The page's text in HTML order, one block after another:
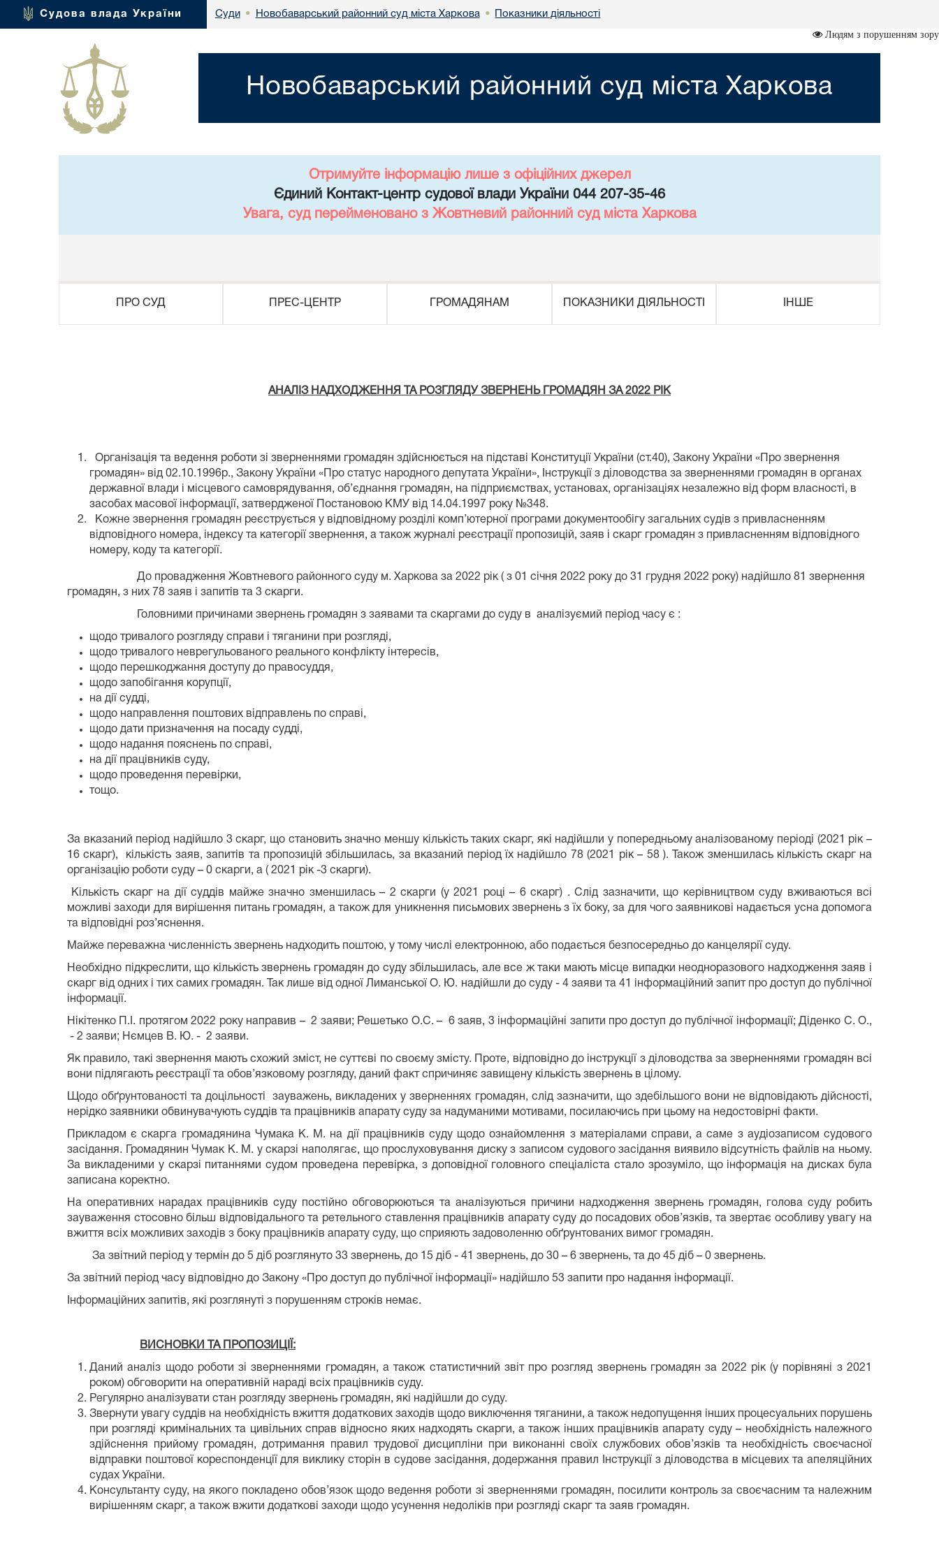
Судова влада України Суди • Новобаварський районний суд міста Харкова • Показники діяльності
Людям з порушенням зору
Новобаварський районний суд міста Харкова
Отримуйте інформацію лише з офіційних джерел
Єдиний Контакт-центр судової влади України 044 207-35-46
Увага, суд перейменовано з Жовтневий районний суд міста Харкова
ПРО СУД ПРЕС-ЦЕНТР ГРОМАДЯНАМ ПОКАЗНИКИ ДІЯЛЬНОСТІ ІНШЕ
АНАЛІЗ НАДХОДЖЕННЯ ТА РОЗГЛЯДУ ЗВЕРНЕНЬ ГРОМАДЯН ЗА 2022 РІК
Організація та ведення роботи зі зверненнями громадян здійснюється на підставі Конституції України (ст.40), Закону України «Про звернення
громадян» від 02.10.1996р., Закону України «Про статус народного депутата України», Інструкції з діловодства за зверненнями громадян в органах
державної влади і місцевого самоврядування, об’єднання громадян, на підприємствах, установах, організаціях незалежно від форм власності, в
засобах масової інформації, затвердженої Постановою КМУ від 14.04.1997 року №348.
Кожне звернення громадян реєструється у відповідному розділі комп’ютерної програми документообігу загальних судів з привласненням
відповідного номера, індексу та категорії звернення, а також журналі реєстрації пропозицій, заяв і скарг громадян з привласненням відповідного
номеру, коду та категорії.
До провадження Жовтневого районного суду м. Харкова за 2022 рік ( з 01 січня 2022 року до 31 грудня 2022 року) надійшло 81 звернення
громадян, з них 78 заяв і запитів та 3 скарги.
Головними причинами звернень громадян з заявами та скаргами до суду в аналізуємий період часу є :
щодо тривалого розгляду справи і тяганини при розгляді,
щодо тривалого неврегульованого реального конфлікту інтересів,
щодо перешкоджання доступу до правосуддя,
щодо запобігання корупції,
на дії судді,
щодо направлення поштових відправлень по справі,
щодо дати призначення на посаду судді,
щодо надання пояснень по справі,
на дії працівників суду,
щодо проведення перевірки,
тощо.
За вказаний період надійшло 3 скарг, що становить значно меншу кількість таких скарг, які надійшли у попередньому аналізованому періоді (2021 рік –
16 скарг), кількість заяв, запитів та пропозицій збільшилась, за вказаний період їх надійшло 78 (2021 рік – 58 ). Також зменшилась кількість скарг на
організацію роботи суду – 0 скарги, а ( 2021 рік -3 скарги).
Кількість скарг на дії суддів майже значно зменшилась – 2 скарги (у 2021 році – 6 скарг) . Слід зазначити, що керівництвом суду вживаються всі
можливі заходи для вирішення питань громадян, а також для уникнення письмових звернень з їх боку, за для чого заявникові надається усна допомога
та відповідні роз’яснення.
Майже переважна численність звернень надходить поштою, у тому числі електронною, або подається безпосередньо до канцелярії суду.
Необхідно підкреслити, що кількість звернень громадян до суду збільшилась, але все ж таки мають місце випадки неодноразового надходження заяв і
скарг від одних і тих самих громадян. Так лише від одної Лиманської О. Ю. надійшли до суду - 4 заяви та 41 інформаційний запит про доступ до публічної
інформації.
Нікітенко П.І. протягом 2022 року направив – 2 заяви; Решетько О.С. – 6 заяв, 3 інформаційні запити про доступ до публічної інформації; Діденко С. О.,
- 2 заяви; Нємцев В. Ю. - 2 заяви.
Як правило, такі звернення мають схожий зміст, не суттєві по своєму змісту. Проте, відповідно до інструкції з діловодства за зверненнями громадян всі
вони підлягають реєстрації та обов’язковому розгляду, даний факт спричиняє завищену кількість звернень в цілому.
Щодо обґрунтованості та доцільності зауважень, викладених у зверненнях громадян, слід зазначити, що здебільшого вони не відповідають дійсності,
нерідко заявники обвинувачують суддів та працівників апарату суду за надуманими мотивами, посилаючись при цьому на недостовірні факти.
Прикладом є скарга громадянина Чумака К. М. на дії працівників суду щодо ознайомлення з матеріалами справи, а саме з аудіозаписом судового
засідання. Громадянин Чумак К. М. у скарзі наполягає, що прослуховування диску з записом судового засідання виявило відсутність файлів на ньому.
За викладеними у скарзі питаннями судом проведена перевірка, з доповідної головного спеціаліста стало зрозуміло, що інформація на дисках була
записана коректно.
На оперативних нарадах працівників суду постійно обговорюються та аналізуються причини надходження звернень громадян, голова суду робить
зауваження стосовно більш відповідального та ретельного ставлення працівників апарату суду до посадових обов’язків, та звертає особливу увагу на
вжиття всіх можливих заходів з боку працівників апарату суду, що сприяють задоволенню обґрунтованих вимог громадян.
За звітний період у термін до 5 діб розглянуто 33 звернень, до 15 діб - 41 звернень, до 30 – 6 звернень, та до 45 діб – 0 звернень.
За звітний період часу відповідно до Закону «Про доступ до публічної інформації» надійшло 53 запити про надання інформації.
Інформаційних запитів, які розглянуті з порушенням строків немає.
ВИСНОВКИ ТА ПРОПОЗИЦІЇ:
Даний аналіз щодо роботи зі зверненнями громадян, а також статистичний звіт про розгляд звернень громадян за 2022 рік (у порівняні з 2021
роком) обговорити на оперативній нараді всіх працівників суду.
Регулярно аналізувати стан розгляду звернень громадян, які надійшли до суду.
Звернути увагу суддів на необхідність вжиття додаткових заходів щодо виключення тяганини, а також недопущення інших процесуальних порушень
при розгляді кримінальних та цивільних справ відносно яких надходять скарги, а також інших працівників апарату суду – необхідність належного
здійснення прийому громадян, дотримання правил трудової дисципліни при виконанні своїх службових обов’язків та необхідність своєчасної
відправки поштової кореспонденції для виклику сторін в судове засідання, додержання правил Інструкції з діловодства в місцевих та апеляційних
судах України.
Консультанту суду, на якого покладено обов’язок щодо ведення роботи зі зверненнями громадян, посилити контроль за своєчасним та належним
вирішенням скарг, а також вжити додаткові заходи щодо усунення недоліків при розгляді скарг та заяв громадян.